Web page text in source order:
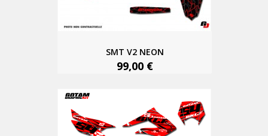
SMT V2 NEON
99,00 €